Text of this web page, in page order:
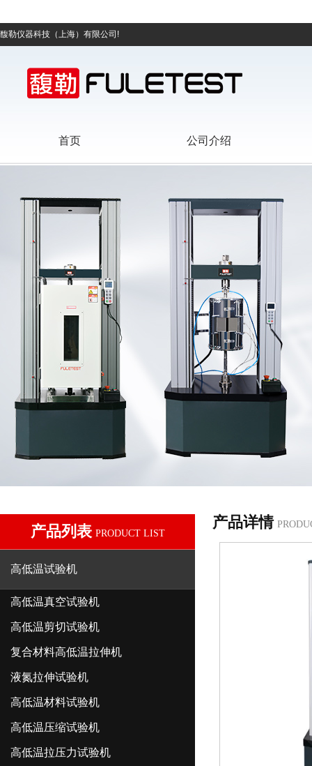
馥勒仪器科技（上海）有限公司!
首页 公司介绍
产品列表 PRODUCT LIST
高低温试验机
高低温真空试验机
高低温剪切试验机
复合材料高低温拉伸机
液氮拉伸试验机
高低温材料试验机
高低温压缩试验机
高低温拉压力试验机
产品详情